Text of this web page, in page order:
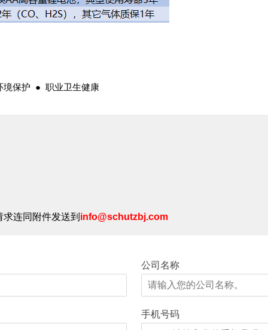
保护 ● 职业卫生健康
连同附件发送到 info@schutzbj.com
公司名称
手机号码